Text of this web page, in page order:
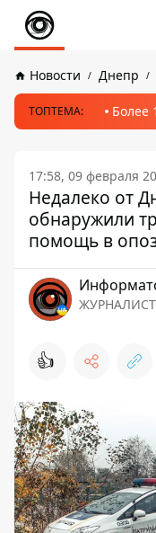
Новости Днепр
ТОПТЕМА: Более
17:58, 09 февраля
Недалеко от
обнаружили
помощь в
ЖУРНАЛИСТ
👍